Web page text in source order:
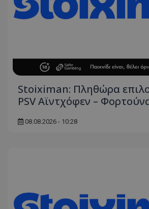
Stoiximan: Πληθώρα
PSV Αϊντχόφεν –
08.08.2026 - 10:28